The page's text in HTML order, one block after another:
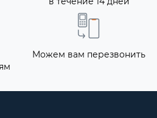
Можем вам перезвонить